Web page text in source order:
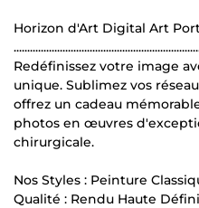
Horizon d'Art Digital Art
Redéfinissez votre image
unique. Sublimez vos
offrez un cadeau
photos en œuvres
chirurgicale.
Nos Styles : Peinture
Qualité : Rendu Haute